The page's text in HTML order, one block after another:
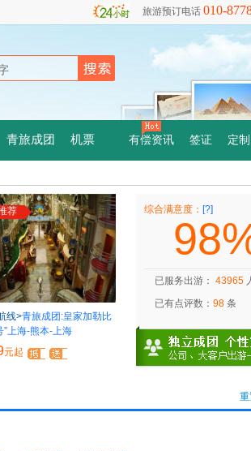
旅游预订电话 010-
青旅成团 机票 有偿资讯 签证 定制
荐
线>青旅成团:皇家加勒比
”上海-熊本-上海
元起
综合满意度： [?]
已服务出游： 43965
已有点评数： 98 条